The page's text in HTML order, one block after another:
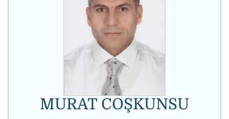
MURAT COŞKUNSU